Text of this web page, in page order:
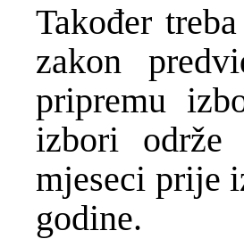
Također
zakon
pripremu
izbori
mjeseci prije
godine.